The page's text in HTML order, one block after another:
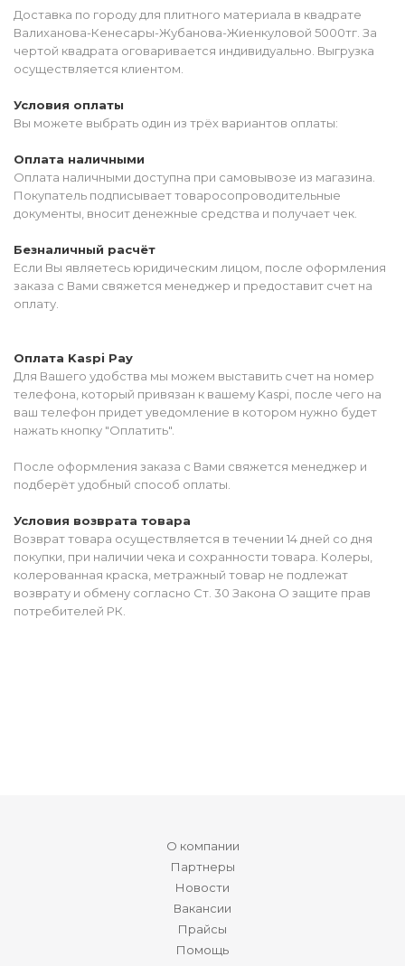
Доставка по городу для плитного материала в квадрате
Валиханова-Кенесары-Жубанова-Жиенкуловой 5000тг. За
чертой квадрата оговаривается индивидуально. Выгрузка
осуществляется клиентом.
Условия оплаты
Вы можете выбрать один из трёх вариантов оплаты:
Оплата наличными
Оплата наличными доступна при самовывозе из магазина.
Покупатель подписывает товаросопроводительные
документы, вносит денежные средства и получает чек.
Безналичный расчёт
Если Вы являетесь юридическим лицом, после оформления
заказа с Вами свяжется менеджер и предоставит счет на
оплату.
Оплата Kaspi Pay
Для Вашего удобства мы можем выставить счет на номер
телефона, который привязан к вашему Kaspi, после чего на
ваш телефон придет уведомление в котором нужно будет
нажать кнопку "Оплатить".
После оформления заказа с Вами свяжется менеджер и
подберёт удобный способ оплаты.
Условия возврата товара
Возврат товара осуществляется в течении 14 дней со дня
покупки, при наличии чека и сохранности товара. Колеры,
колерованная краска, метражный товар не подлежат
возврату и обмену согласно Ст. 30 Закона О защите прав
потребителей РК.
О компании
Партнеры
Новости
Вакансии
Прайсы
Помощь